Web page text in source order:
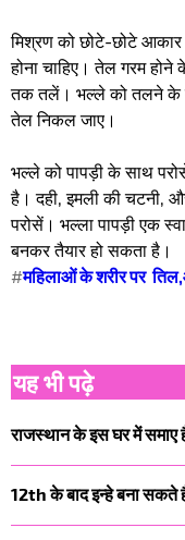
मिश्रण को छोटे-छोटे
होना चाहिए। तेल गरम
तक तलें। भल्ले को तलने के
तेल निकल जाए।
भल्ले को पापड़ी के साथ
है। दही, इमली की चटनी,
परोसें। भल्ला पापड़ी एक
बनकर तैयार हो सकता है।
#महिलाओं के शरीर पर
यह भी पढ़े
राजस्थान के इस घर में समाए
12th के बाद इन्हे बना